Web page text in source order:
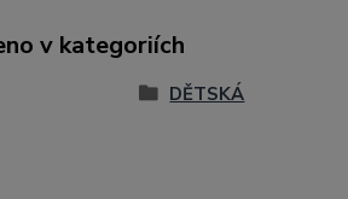
v kategoriích
DĚTSKÁ